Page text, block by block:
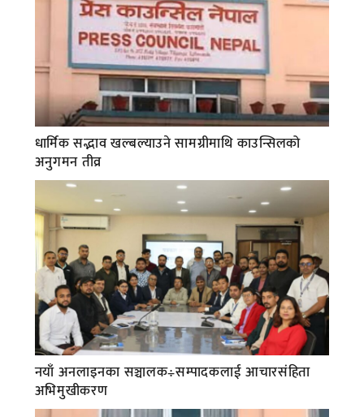
धार्मिक सद्भाव खल्बल्याउने सामग्रीमाथि काउन्सिलको
अनुगमन तीव्र
नयाँ अनलाइनका सञ्चालक÷सम्पादकलाई आचारसंहिता
अभिमुखीकरण